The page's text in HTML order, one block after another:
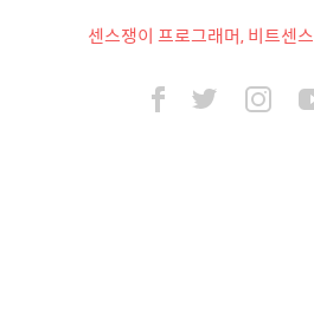
센스쟁이 프로그래머, 비트센스